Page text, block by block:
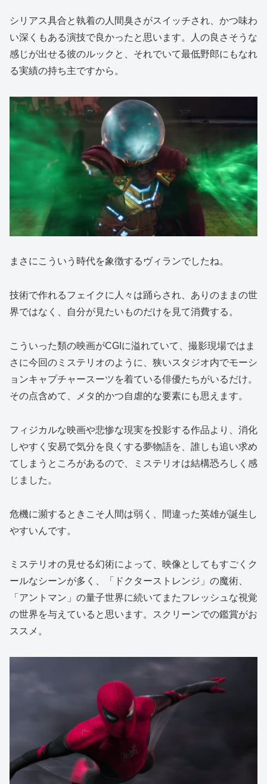
シリアス具合と執着の人間臭さがスイッチされ、かつ味わ
い深くもある演技で良かったと思います。人の良さそうな
感じが出せる彼のルックと、それでいて最低野郎にもなれ
る実績の持ち主ですから。
まさにこういう時代を象徴するヴィランでしたね。
技術で作れるフェイクに人々は踊らされ、ありのままの世
界ではなく、自分が見たいものだけを見て消費する。
こういった類の映画がCGIに溢れていて、撮影現場ではま
さに今回のミステリオのように、狭いスタジオ内でモーシ
ョンキャプチャースーツを着ている俳優たちがいるだけ。
その点含めて、メタ的かつ自虐的な要素にも思えます。
フィジカルな映画や悲惨な現実を投影する作品より、消化
しやすく安易で気分を良くする夢物語を、誰しも追い求め
てしまうところがあるので、ミステリオは結構恐ろしく感
じました。
危機に瀕するときこそ人間は弱く、間違った英雄が誕生し
やすいんです。
ミステリオの見せる幻術によって、映像としてもすごくク
ールなシーンが多く、「ドクターストレンジ」の魔術、
「アントマン」の量子世界に続いてまたフレッシュな視覚
の世界を与えていると思います。スクリーンでの鑑賞がお
ススメ。